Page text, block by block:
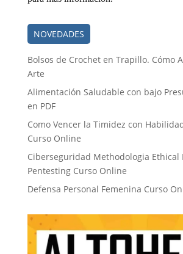
NOVEDADES
Bolsos de Crochet en Trapillo. Cómo
Arte
Alimentación Saludable con bajo
en PDF
Como Vencer la Timidez con
Curso Online
Ciberseguridad Methodologia Ethical
Pentesting Curso Online
Defensa Personal Femenina Curso